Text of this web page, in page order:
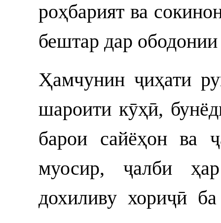
роҳбарият ва
бештар дар
Ҳамчунин ҷиҳати
шароити кӯҳӣ,
барои сайёҳон ва
муосир, ҷалби
дохиливу хориҷӣ